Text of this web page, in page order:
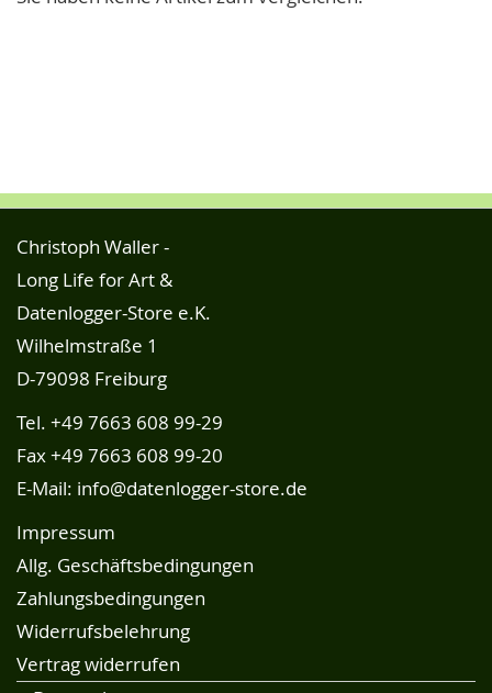
Christoph Waller -
Long Life for Art &
Datenlogger-Store e.K.
Wilhelmstraße 1
D-79098 Freiburg
Tel. +49 7663 608 99-29
Fax +49 7663 608 99-20
E-Mail: info@datenlogger-store.de
Impressum
Allg. Geschäftsbedingungen
Zahlungsbedingungen
Widerrufsbelehrung
Vertrag widerrufen